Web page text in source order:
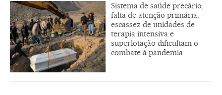
Sistema de saúde precário,
falta de atenção primária,
escassez de unidades de
terapia intensiva e
superlotação dificultam o
combate à pandemia